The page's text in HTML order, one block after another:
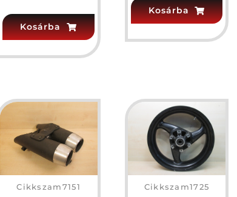
Kosárba
Kosárba
Cikkszam7151 Cikkszam1725